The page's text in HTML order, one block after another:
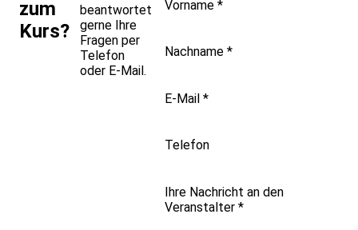
zum
Kurs?
beantwortet
gerne Ihre
Fragen per
Telefon
oder E-Mail.
Vorname *
Nachname *
E-Mail *
Telefon
Ihre Nachricht an den
Veranstalter *